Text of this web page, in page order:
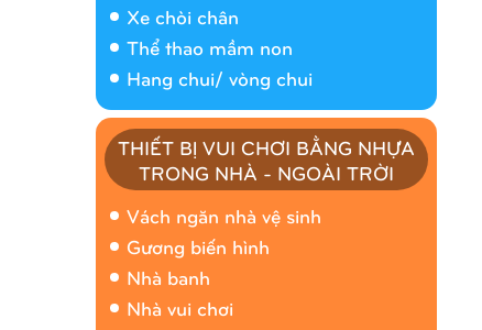
Xe chòi chân
Thể thao mầm non
Hang chui/ vòng chui
THIẾT BỊ VUI CHƠI BẰNG NHỰA
TRONG NHÀ - NGOÀI TRỜI
Vách ngăn nhà vệ sinh
Gương biến hình
Nhà banh
Nhà vui chơi
Nhà banh 9H5408